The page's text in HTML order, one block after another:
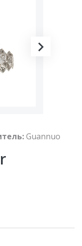
Guannuo